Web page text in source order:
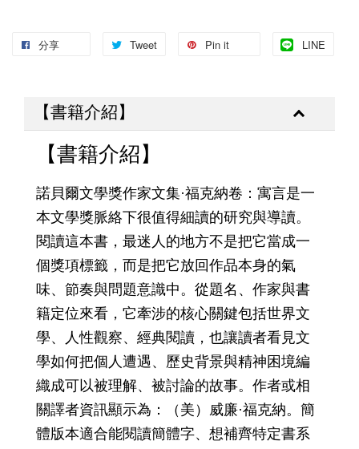
分享 Tweet Pin it LINE
【書籍介紹】
【書籍介紹】
諾貝爾文學獎作家文集·福克納卷：寓言是一
本文學獎脈絡下很值得細讀的研究與導讀。
閱讀這本書，最迷人的地方不是把它當成一
個獎項標籤，而是把它放回作品本身的氣
味、節奏與問題意識中。從題名、作家與書
籍定位來看，它牽涉的核心關鍵包括世界文
學、人性觀察、經典閱讀，也讓讀者看見文
學如何把個人遭遇、歷史背景與精神困境編
織成可以被理解、被討論的故事。作者或相
關譯者資訊顯示為：（美）威廉·福克納。簡
體版本適合能閱讀簡體字、想補齊特定書系